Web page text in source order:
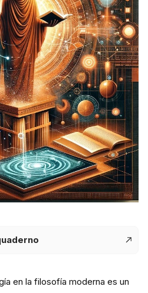
en la filosofía moderna es un